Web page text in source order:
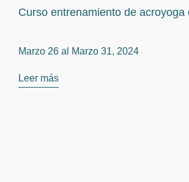
Curso entrenamiento de acroyoga
Marzo 26 al Marzo 31, 2024
Leer más